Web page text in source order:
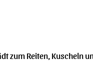
zum Reiten, Kuscheln